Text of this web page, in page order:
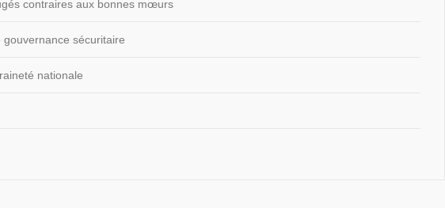
contraires aux bonnes mœurs
sécuritaire
nationale